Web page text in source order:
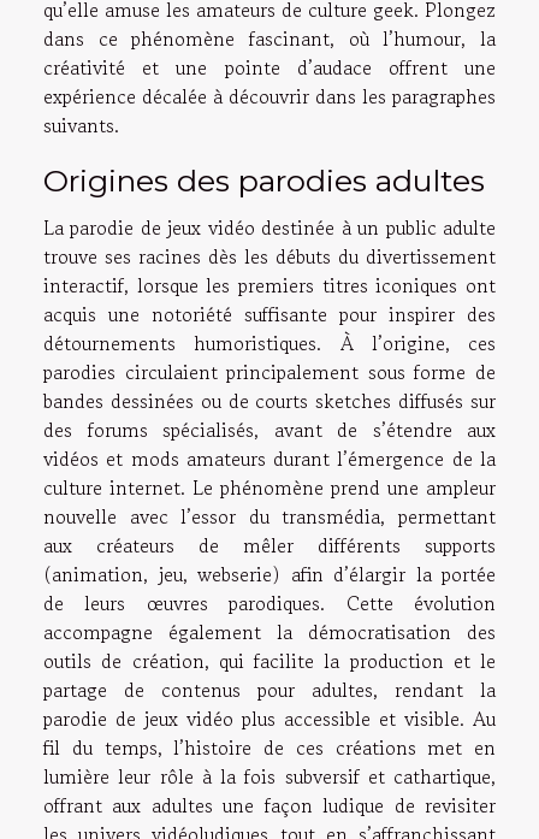
qu’elle amuse les amateurs de culture geek. Plongez
dans ce phénomène fascinant, où l’humour, la
créativité et une pointe d’audace offrent une
expérience décalée à découvrir dans les paragraphes
suivants.
Origines des parodies adultes
La parodie de jeux vidéo destinée à un public adulte
trouve ses racines dès les débuts du divertissement
interactif, lorsque les premiers titres iconiques ont
acquis une notoriété suffisante pour inspirer des
détournements humoristiques. À l’origine, ces
parodies circulaient principalement sous forme de
bandes dessinées ou de courts sketches diffusés sur
des forums spécialisés, avant de s’étendre aux
vidéos et mods amateurs durant l’émergence de la
culture internet. Le phénomène prend une ampleur
nouvelle avec l’essor du transmédia, permettant
aux créateurs de mêler différents supports
(animation, jeu, webserie) afin d’élargir la portée
de leurs œuvres parodiques. Cette évolution
accompagne également la démocratisation des
outils de création, qui facilite la production et le
partage de contenus pour adultes, rendant la
parodie de jeux vidéo plus accessible et visible. Au
fil du temps, l’histoire de ces créations met en
lumière leur rôle à la fois subversif et cathartique,
offrant aux adultes une façon ludique de revisiter